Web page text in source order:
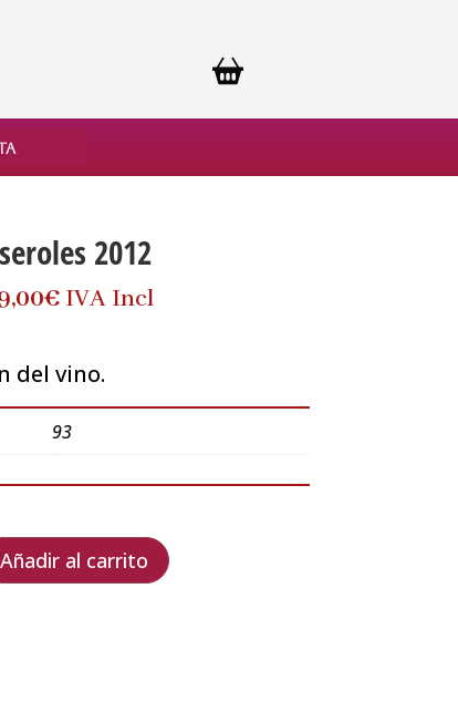
2012
€El
actual
es:
119,00€.
IVA Incl
del vino.
93
Añadir al carrito